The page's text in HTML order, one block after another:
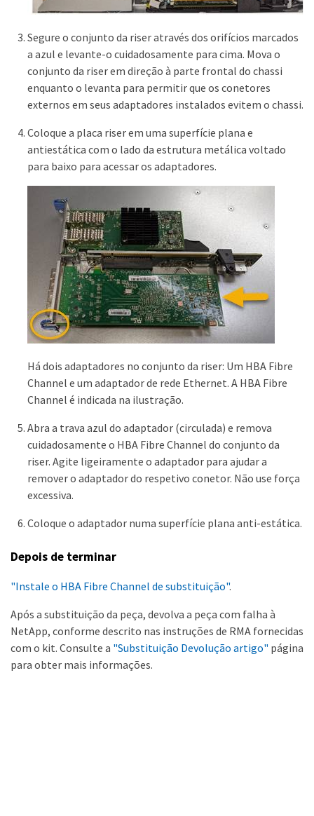
Segure o conjunto da riser através dos orifícios marcados
a azul e levante-o cuidadosamente para cima. Mova o
conjunto da riser em direção à parte frontal do chassi
enquanto o levanta para permitir que os conetores
externos em seus adaptadores instalados evitem o chassi.
Coloque a placa riser em uma superfície plana e
antiestática com o lado da estrutura metálica voltado
para baixo para acessar os adaptadores.
Há dois adaptadores no conjunto da riser: Um HBA Fibre
Channel e um adaptador de rede Ethernet. A HBA Fibre
Channel é indicada na ilustração.
Abra a trava azul do adaptador (circulada) e remova
cuidadosamente o HBA Fibre Channel do conjunto da
riser. Agite ligeiramente o adaptador para ajudar a
remover o adaptador do respetivo conetor. Não use força
excessiva.
Coloque o adaptador numa superfície plana anti-estática.
Depois de terminar
"Instale o HBA Fibre Channel de substituição".
Após a substituição da peça, devolva a peça com falha à
NetApp, conforme descrito nas instruções de RMA fornecidas
com o kit. Consulte a "Substituição Devolução artigo" página
para obter mais informações.